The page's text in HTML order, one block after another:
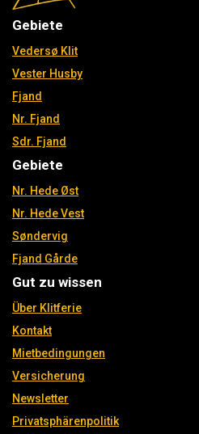
Gebiete
Vedersø Klit
Vester Husby
Fjand
Nr. Fjand
Sdr. Fjand
Gebiete
Nr. Hede Øst
Nr. Hede Vest
Søndervig
Fjand Gårde
Gut zu wissen
Über Klitferie
Kontakt
Mietbedingungen
Versicherung
Newsletter
Privatsphärenpolitik